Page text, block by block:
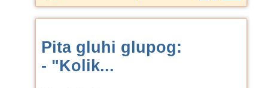
Pita gluhi glupog:
- "Kolik...